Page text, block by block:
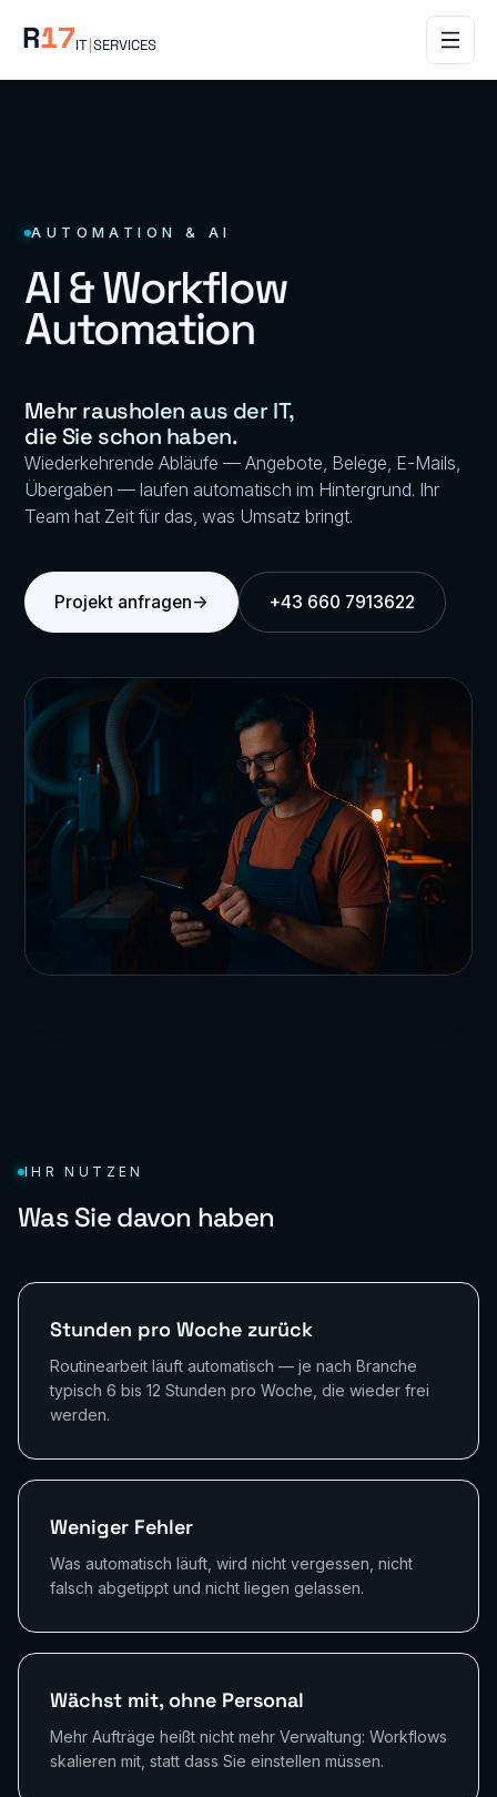
R17IT|SERVICES
AUTOMATION & AI
AI & Workflow
Automation
Mehr rausholen aus der IT,
die Sie schon haben.
Wiederkehrende Abläufe — Angebote, Belege, E-Mails,
Übergaben — laufen automatisch im Hintergrund. Ihr
Team hat Zeit für das, was Umsatz bringt.
Projekt anfragen→ +43 660 7913622
IHR NUTZEN
Was Sie davon haben
Stunden pro Woche zurück
Routinearbeit läuft automatisch — je nach Branche
typisch 6 bis 12 Stunden pro Woche, die wieder frei
werden.
Weniger Fehler
Was automatisch läuft, wird nicht vergessen, nicht
falsch abgetippt und nicht liegen gelassen.
Wächst mit, ohne Personal
Mehr Aufträge heißt nicht mehr Verwaltung: Workflows
skalieren mit, statt dass Sie einstellen müssen.